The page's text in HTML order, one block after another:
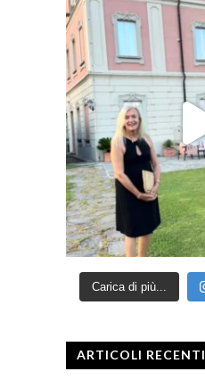
Carica di più...
ARTICOLI RECENTI